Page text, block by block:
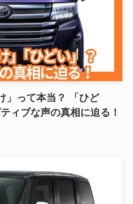
」って本当？ 「ひど
ィブな声の真相に迫る！